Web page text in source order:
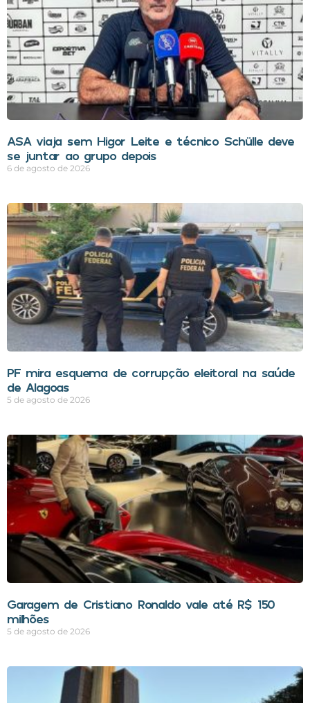
ASA viaja sem Higor Leite e técnico Schülle deve
se juntar ao grupo depois
6 de agosto de 2026
PF mira esquema de corrupção eleitoral na saúde
de Alagoas
5 de agosto de 2026
Garagem de Cristiano Ronaldo vale até R$ 150
milhões
5 de agosto de 2026